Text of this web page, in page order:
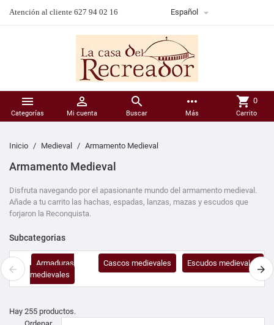
Atención al cliente 627 94 02 16 Español 

Categorías

Mi cuenta

Buscar
more_horiz
Más
shopping_cart 0
Carrito
Inicio Medieval Armamento Medieval
Armamento Medieval
Disfruta navegando por el apasionante mundo del armamento medieval.
Añade a tu carrito las hachas, espadas, lanzas, mazas y escudos que
forjaron la Reconquista.
Subcategorias
Armaduras
medievales
Cascos medievales Escudos medievales
Hay 255 productos.